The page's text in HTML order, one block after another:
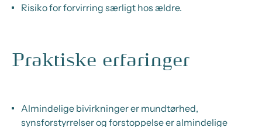
Risiko for forvirring særligt hos ældre.
Praktiske erfaringer
Almindelige bivirkninger er mundtørhed,
synsforstyrrelser og forstoppelse er almindelige